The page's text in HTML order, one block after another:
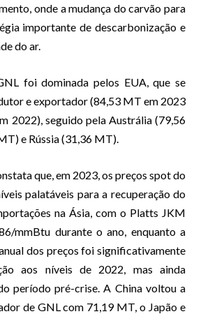
onde a mudança do carvão para
importante de descarbonização e
do ar.
foi dominada pelos EUA, que se
e exportador (84,53 MT em 2023
2022), seguido pela Austrália (79,56
e Rússia (31,36 MT).
que, em 2023, os preços spot do
palatáveis para a recuperação do
na Ásia, com o Platts JKM
mmBtu durante o ano, enquanto a
dos preços foi significativamente
aos níveis de 2022, mas ainda
período pré-crise. A China voltou a
de GNL com 71,19 MT, o Japão e